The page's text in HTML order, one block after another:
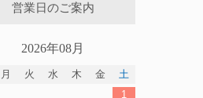
営業日のご案内
2026年08月
月 火 水 木 金
土
1